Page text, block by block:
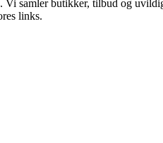
Vi samler butikker, tilbud og
links.